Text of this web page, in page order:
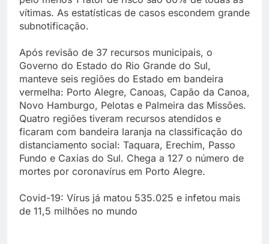
vítimas. As estatísticas de casos escondem grande
subnotificação.
Após revisão de 37 recursos municipais, o
Governo do Estado do Rio Grande do Sul,
manteve seis regiões do Estado em bandeira
vermelha: Porto Alegre, Canoas, Capão da Canoa,
Novo Hamburgo, Pelotas e Palmeira das Missões.
Quatro regiões tiveram recursos atendidos e
ficaram com bandeira laranja na classificação do
distanciamento social: Taquara, Erechim, Passo
Fundo e Caxias do Sul. Chega a 127 o número de
mortes por coronavírus em Porto Alegre.
Covid-19: Vírus já matou 535.025 e infetou mais
de 11,5 milhões no mundo